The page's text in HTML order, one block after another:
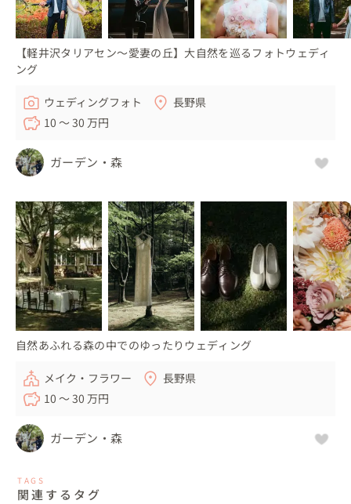
【軽井沢タリアセン〜愛妻の丘】大自然を巡るフォトウェディ
ング
ウェディングフォト
長野県
10 〜 30 万円
ガーデン・森
自然あふれる森の中でのゆったりウェディング
メイク・フラワー
長野県
10 〜 30 万円
ガーデン・森
TAGS
関連するタグ